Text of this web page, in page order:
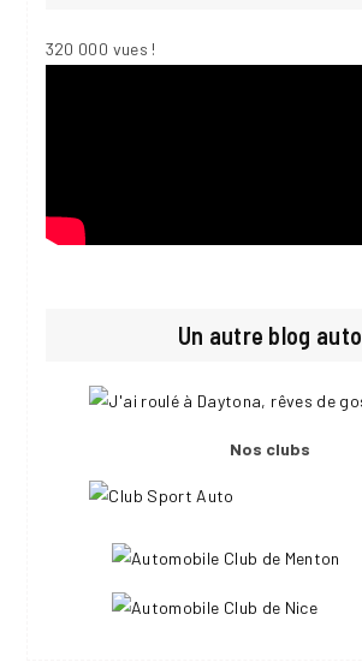
320 000 vues !
Un autre blog auto
Nos clubs